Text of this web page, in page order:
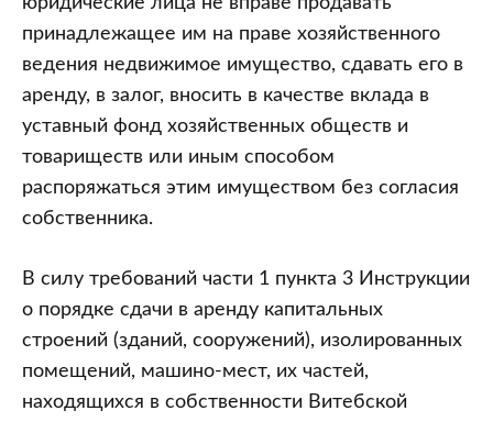
принадлежащее им на праве хозяйственного
ведения недвижимое имущество, сдавать его в
аренду, в залог, вносить в качестве вклада в
уставный фонд хозяйственных обществ и
товариществ или иным способом
распоряжаться этим имуществом без согласия
собственника.
В силу требований части 1 пункта 3 Инструкции
о порядке сдачи в аренду капитальных
строений (зданий, сооружений), изолированных
помещений, машино-мест, их частей,
находящихся в собственности Витебской